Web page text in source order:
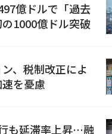
億ドルで「過去
1000億ドル突破
、税制改正によ
を憂慮
も延滞率上昇…融